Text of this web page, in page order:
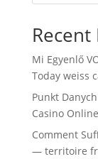
Recent
Mi Egyenlő
Today weiss
Punkt
Casino
Comment
— territoire